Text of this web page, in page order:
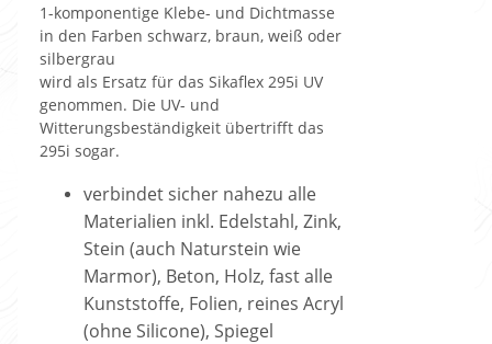
1-komponentige Klebe- und Dichtmasse
in den Farben schwarz, braun, weiß oder
silbergrau
wird als Ersatz für das Sikaflex 295i UV
genommen. Die UV- und
Witterungsbeständigkeit übertrifft das
295i sogar.
verbindet sicher nahezu alle
Materialien inkl. Edelstahl, Zink,
Stein (auch Naturstein wie
Marmor), Beton, Holz, fast alle
Kunststoffe, Folien, reines Acryl
(ohne Silicone), Spiegel